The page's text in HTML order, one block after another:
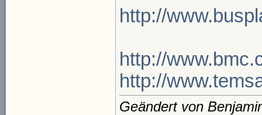
http://
http://
http://
Geändert von